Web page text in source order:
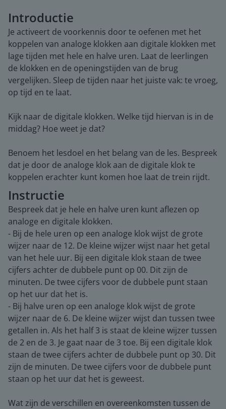
Introductie
Je activeert de voorkennis door te oefenen met het
koppelen van analoge klokken aan digitale klokken met
lage tijden met hele en halve uren. Laat de leerlingen
de klokken en de openingstijden van de brug
vergelijken. Sleep de tijden naar het juiste vak: te vroeg,
op tijd en te laat.
Kijk naar de digitale klokken. Welke tijd hiervan is in de
middag? Hoe weet je dat?
Benoem het lesdoel en het belang van de les. Bespreek
dat je door de analoge klok aan de digitale klok te
koppelen erachter kunt komen hoe laat de trein rijdt.
Instructie
Bespreek dat je hele en halve uren kunt aflezen op
analoge en digitale klokken.
- Bij de hele uren op een analoge klok wijst de grote
wijzer naar de 12. De kleine wijzer wijst naar het getal
van het hele uur. Bij een digitale klok staan de twee
cijfers achter de dubbele punt op 00. Dit zijn de
minuten. De twee cijfers voor de dubbele punt staan
op het uur dat het is.
- Bij halve uren op een analoge klok wijst de grote
wijzer naar de 6. De kleine wijzer wijst dan tussen twee
getallen in. Als het half 3 is staat de kleine wijzer tussen
de 2 en de 3. Je gaat naar de 3 toe. Bij een digitale klok
staan de twee cijfers achter de dubbele punt op 30. Dit
zijn de minuten. De twee cijfers voor de dubbele punt
staan op het uur dat het is geweest.
Wat zijn de verschillen en overeenkomsten tussen de